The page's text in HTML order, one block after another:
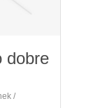
dobre
/